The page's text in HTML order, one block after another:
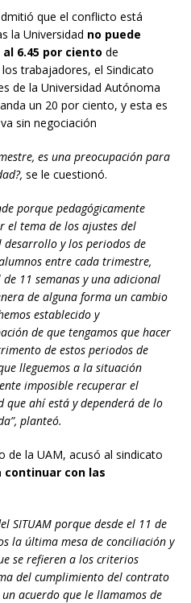
que el conflicto está
la Universidad no puede
6.45 por ciento de
trabajadores, el Sindicato
de la Universidad Autónoma
un 20 por ciento, y esta es
sin negociación
es una preocupación para
se le cuestionó.
porque pedagógicamente
el tema de los ajustes del
desarrollo y los periodos de
entre cada trimestre,
11 semanas y una adicional
de alguna forma un cambio
establecido y
de que tengamos que hacer
de estos periodos de
lleguemos a la situación
imposible recuperar el
ahí está y dependerá de lo
planteó.
de la UAM, acusó al sindicato
con las
SITUAM porque desde el 11 de
la última mesa de conciliación y
se refieren a los criterios
del cumplimiento del contrato
acuerdo que le llamamos de